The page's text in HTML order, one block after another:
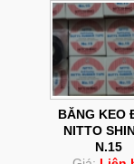
BĂNG KEO
NITTO
N.15